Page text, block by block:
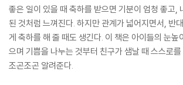
좋은 일이 있을 때 축하를 받으면 기분이 엄청 좋고,
된 것처럼 느껴진다. 하지만 관계가 넓어지면서, 반
게 축하를 해 줄 때도 생긴다. 이 책은 아이들의 눈높
으며 기쁨을 나누는 것부터 친구가 샘날 때 스스로를
조곤조곤 알려준다.